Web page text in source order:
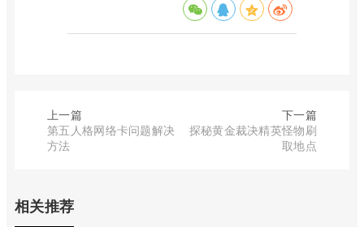
上一篇
第五人格网络卡问题解决
方法
下一篇
探秘黄金裁决精英怪物刷
取地点
相关推荐